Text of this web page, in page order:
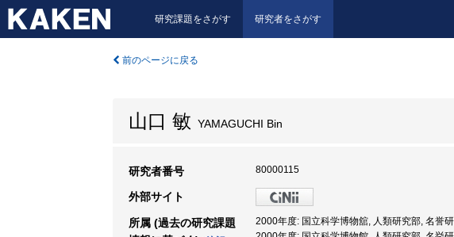
研究課題をさがす 研究者をさがす
前のページに戻る
山口 敏 YAMAGUCHI Bin
研究者番号 80000115
外部サイト
所属 (過去の研究課題
2000年度: 国立科学博物舘, 人類研究部, 名誉